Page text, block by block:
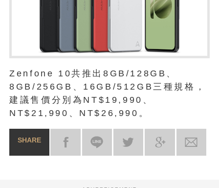
Zenfone 10共推出8GB/128GB、
8GB/256GB、16GB/512GB三種規格，
建議售價分別為NT$19,990、
NT$21,990、NT$26,990。
SHARE